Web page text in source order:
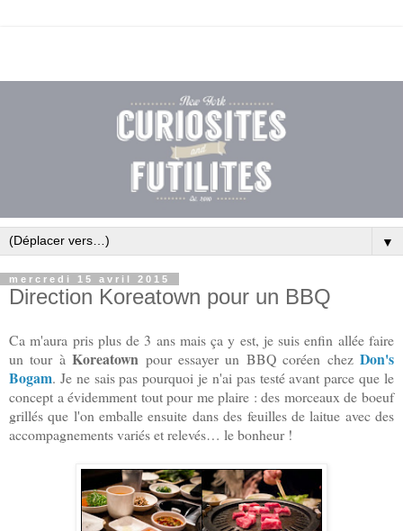
▼
mercredi 15 avril 2015
Direction Koreatown pour un BBQ
Ca m'aura pris plus de 3 ans mais ça y est, je suis enfin allée faire
un tour àKoreatown pour essayer un BBQ coréen chezDon's
Bogam. Je ne sais pas pourquoi je n'ai pas testé avant parce que le
concept a évidemment tout pour me plaire : des morceaux de boeuf
grillés que l'on emballe ensuite dans des feuilles de laitue avec des
accompagnements variés et relevés… le bonheur !